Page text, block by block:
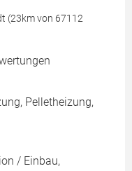
(23km von 67112
Pelletheizung,
/ Einbau,